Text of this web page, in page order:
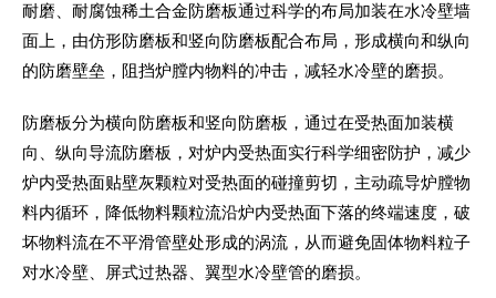
耐磨、耐腐蚀稀土合金防磨板通过科学的布局加装在水冷壁墙
面上，由仿形防磨板和竖向防磨板配合布局，形成横向和纵向
的防磨壁垒，阻挡炉膛内物料的冲击，减轻水冷壁的磨损。
防磨板分为横向防磨板和竖向防磨板，通过在受热面加装横
向、纵向导流防磨板，对炉内受热面实行科学细密防护，减少
炉内受热面贴壁灰颗粒对受热面的碰撞剪切，主动疏导炉膛物
料内循环，降低物料颗粒流沿炉内受热面下落的终端速度，破
坏物料流在不平滑管壁处形成的涡流，从而避免固体物料粒子
对水冷壁、屏式过热器、翼型水冷壁管的磨损。